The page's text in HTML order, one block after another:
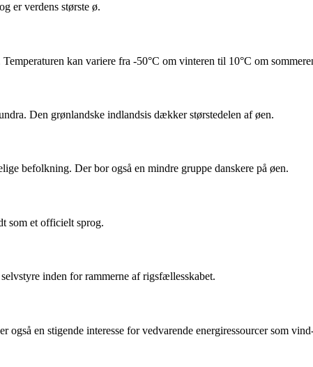
er verdens største ø.
kan variere fra -50°C om vinteren til 10°C om
Den grønlandske indlandsis dækker størstedelen af øen.
befolkning. Der bor også en mindre gruppe danskere på øen.
som et officielt sprog.
inden for rammerne af rigsfællesskabet.
en stigende interesse for vedvarende energiressourcer som